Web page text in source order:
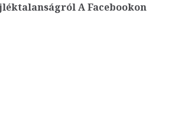
A Facebookon